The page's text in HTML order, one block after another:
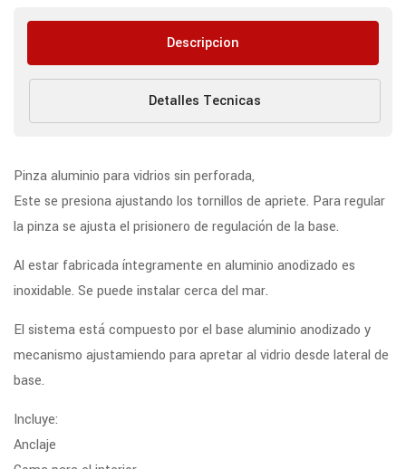
Descripcion
Detalles Tecnicas
Pinza aluminio para vidrios sin perforada,
Este se presiona ajustando los tornillos de apriete. Para regular
la pinza se ajusta el prisionero de regulación de la base.
Al estar fabricada íntegramente en aluminio anodizado es
inoxidable. Se puede instalar cerca del mar.
El sistema está compuesto por el base aluminio anodizado y
mecanismo ajustamiendo para apretar al vidrio desde lateral de
base.
Incluye:
Anclaje